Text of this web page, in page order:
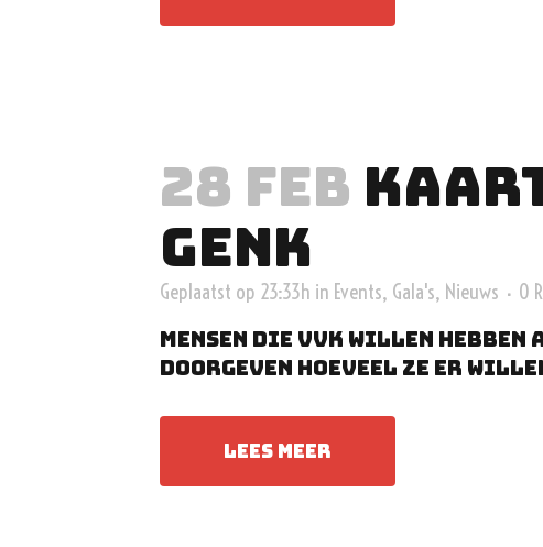
28 FEB
GENK
Geplaatst op 23:33h in Events, Gala's, Nieuws 0
Mensen die vvk willen hebben
doorgeven hoeveel ze er
LEES MEER